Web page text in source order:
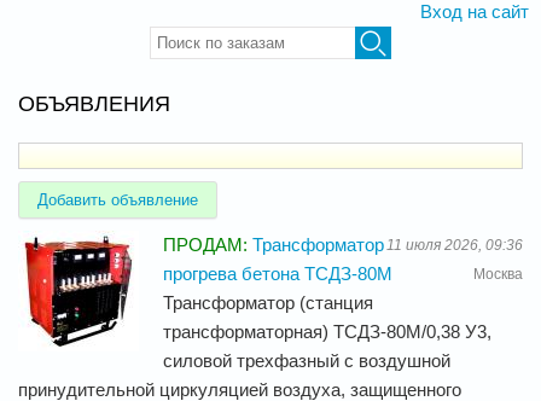
Вход на сайт
Введите ключевые слова для
ОБЪЯВЛЕНИЯ
Добавить объявление
11 июля 2026, 09:36
ПРОДАМ: Трансформатор
прогрева бетона ТСДЗ-80М
Москва
Трансформатор (станция
трансформаторная) ТСДЗ-80М/0,38 У3,
силовой трехфазный с воздушной
принудительной циркуляцией воздуха, защищенного